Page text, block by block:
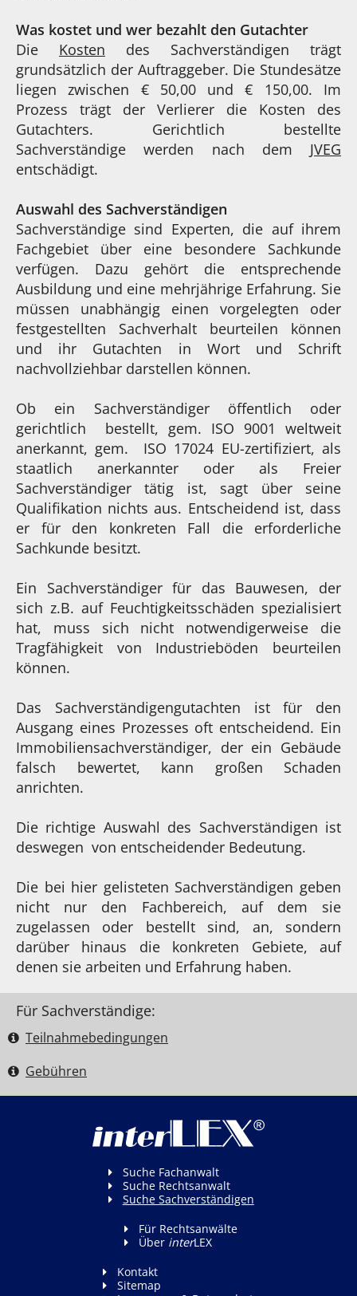
Was kostet und wer bezahlt den Gutachter
Die Kosten des Sachverständigen trägt
grundsätzlich der Auftraggeber. Die Stundesätze
liegen zwischen € 50,00 und € 150,00. Im
Prozess trägt der Verlierer die Kosten des
Gutachters. Gerichtlich bestellte
Sachverständige werden nach dem JVEG
entschädigt.
Auswahl des Sachverständigen
Sachverständige sind Experten, die auf ihrem
Fachgebiet über eine besondere Sachkunde
verfügen. Dazu gehört die entsprechende
Ausbildung und eine mehrjährige Erfahrung. Sie
müssen unabhängig einen vorgelegten oder
festgestellten Sachverhalt beurteilen können
und ihr Gutachten in Wort und Schrift
nachvollziehbar darstellen können.
Ob ein Sachverständiger öffentlich oder
gerichtlich bestellt, gem. ISO 9001 weltweit
anerkannt, gem. ISO 17024 EU-zertifiziert, als
staatlich anerkannter oder als Freier
Sachverständiger tätig ist, sagt über seine
Qualifikation nichts aus. Entscheidend ist, dass
er für den konkreten Fall die erforderliche
Sachkunde besitzt.
Ein Sachverständiger für das Bauwesen, der
sich z.B. auf Feuchtigkeitsschäden spezialisiert
hat, muss sich nicht notwendigerweise die
Tragfähigkeit von Industrieböden beurteilen
können.
Das Sachverständigengutachten ist für den
Ausgang eines Prozesses oft entscheidend. Ein
Immobiliensachverständiger, der ein Gebäude
falsch bewertet, kann großen Schaden
anrichten.
Die richtige Auswahl des Sachverständigen ist
deswegen von entscheidender Bedeutung.
Die bei hier gelisteten Sachverständigen geben
nicht nur den Fachbereich, auf dem sie
zugelassen oder bestellt sind, an, sondern
darüber hinaus die konkreten Gebiete, auf
denen sie arbeiten und Erfahrung haben.
Für Sachverständige:
Teilnahme­bedingungen
Gebühren
Suche Fachanwalt
Suche Rechtsanwalt
Suche Sachverständigen
Für Rechtsanwälte
Über interLEX
Kontakt
Sitemap